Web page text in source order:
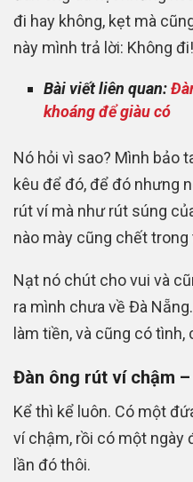
đi hay không, kẹt mà
này mình trả lời: Không đi!
Bài viết liên quan:
khoáng để giàu có
Nó hỏi vì sao? Mình bảo
kêu để đó, để đó nhưng
rút ví mà như rút súng
nào mày cũng chết trong
Nạt nó chút cho vui và
ra mình chưa về Đà
làm tiền, và cũng có
Đàn ông rút ví chậm
Kể thì kể luôn. Có một
ví chậm, rồi có một ngày
lần đó thôi.